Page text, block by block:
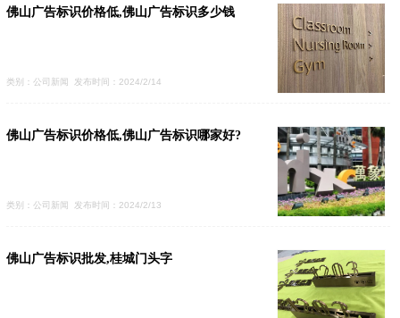
佛山广告标识价格低,佛山广告标识多少钱
类别：公司新闻 发布时间：2024/2/14
佛山广告标识价格低,佛山广告标识哪家好?
类别：公司新闻 发布时间：2024/2/13
佛山广告标识批发,桂城门头字